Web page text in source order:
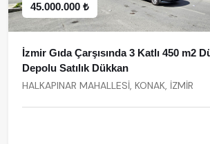
45.000.000 ₺
İzmir Gıda Çarşısında 3 Katlı 450 m2
Depolu Satılık Dükkan
HALKAPINAR MAHALLESİ, KONAK, İZMİR